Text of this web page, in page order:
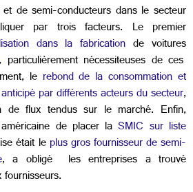
de semi-conducteurs dans le secteur
par trois facteurs. Le premier
dans la fabrication de voitures
, particulièrement nécessiteuses de ces
lerebond de la consommation et
par différents acteurs du secteur,
de flux tendus sur le marché. Enfin,
de placer la SMIC sur liste
était leplus gros fournisseur de semi-
, a obligé les entreprises a trouvé